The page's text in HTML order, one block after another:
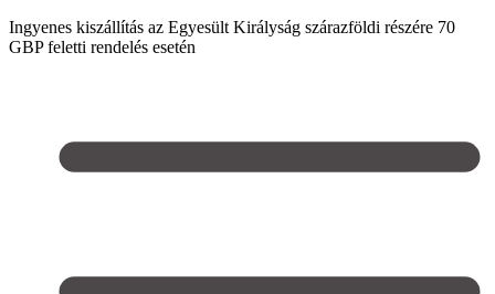
Ingyenes kiszállítás az Egyesült Királyság szárazföldi részére 70
GBP feletti rendelés esetén